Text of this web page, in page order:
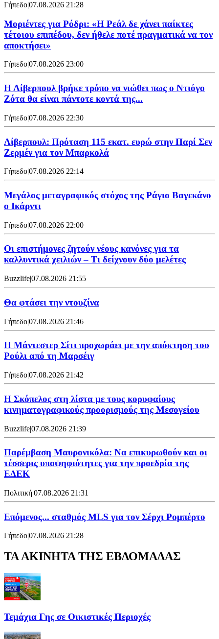
Γήπεδο|07.08.2026 21:28
Μοριέντες για Ρόδρι: «Η Ρεάλ δε χάνει παίκτες
τέτοιου επιπέδου, δεν ήθελε ποτέ πραγματικά να τον
αποκτήσει»
Γήπεδο|07.08.2026 23:00
Η Λίβερπουλ βρήκε τρόπο να νιώθει πως ο Ντιόγο
Ζότα θα είναι πάντοτε κοντά της...
Γήπεδο|07.08.2026 22:30
Λίβερπουλ: Πρόταση 115 εκατ. ευρώ στην Παρί Σεν
Ζερμέν για τον Μπαρκολά
Γήπεδο|07.08.2026 22:14
Μεγάλος μεταγραφικός στόχος της Ράγιο Βαγεκάνο
ο Ικάρντι
Γήπεδο|07.08.2026 22:00
Οι επιστήμονες ζητούν νέους κανόνες για τα
καλλυντικά χειλιών – Τι δείχνουν δύο μελέτες
Buzzlife|07.08.2026 21:55
Θα φτάσει την ντουζίνα
Γήπεδο|07.08.2026 21:46
Η Μάντεστερ Σίτι προχωράει με την απόκτηση του
Ρούλι από τη Μαρσέιγ
Γήπεδο|07.08.2026 21:42
Η Σκόπελος στη λίστα με τους κορυφαίους
κινηματογραφικούς προορισμούς της Μεσογείου
Buzzlife|07.08.2026 21:39
Παρέμβαση Μαυρονικόλα: Να επικυρωθούν και οι
τέσσερις υποψηφιότητες για την προεδρία της
ΕΔΕΚ
Πολιτική|07.08.2026 21:31
Επόμενος... σταθμός MLS για τον Σέρχι Ρομπέρτο
Γήπεδο|07.08.2026 21:28
ΤΑ ΑΚΙΝΗΤΑ ΤΗΣ ΕΒΔΟΜΑΔΑΣ
Τεμάχια Γης σε Οικιστικές Περιοχές